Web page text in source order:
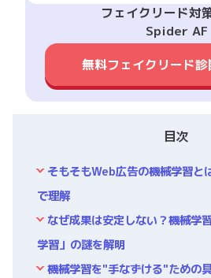
フェイクリード対
Spider AF
無料フェイクリード
目次
そもそもWeb広告の機械学習と
で理解
なぜ成果は安定しない？機械学
学習」の謎を解明
機械学習を"手なずける"ための